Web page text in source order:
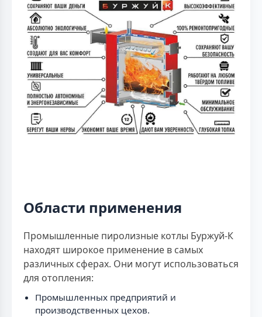
Области применения
Промышленные пиролизные котлы Буржуй-К
находят широкое применение в самых
различных сферах. Они могут использоваться
для отопления:
Промышленных предприятий и
производственных цехов.